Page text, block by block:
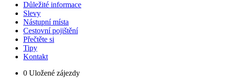
Důležité informace
Slevy
Nástupní místa
Cestovní pojištění
Přečtěte si
Tipy
Kontakt
0 Uložené zájezdy